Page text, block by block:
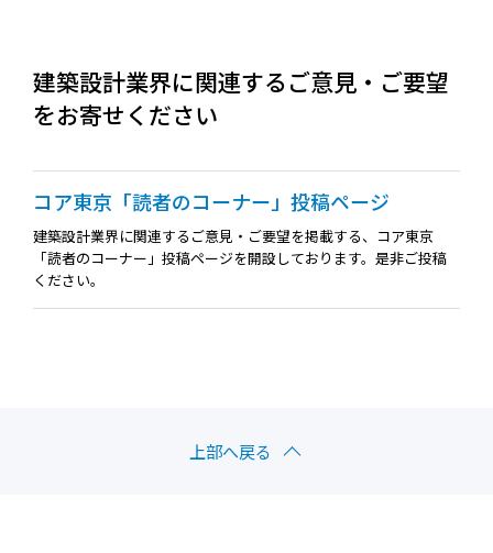
建築設計業界に関連するご意見・ご要望
をお寄せください
コア東京「読者のコーナー」投稿ページ
建築設計業界に関連するご意見・ご要望を掲載する、コア東京
「読者のコーナー」投稿ページを開設しております。是非ご投稿
ください。
上部へ戻る